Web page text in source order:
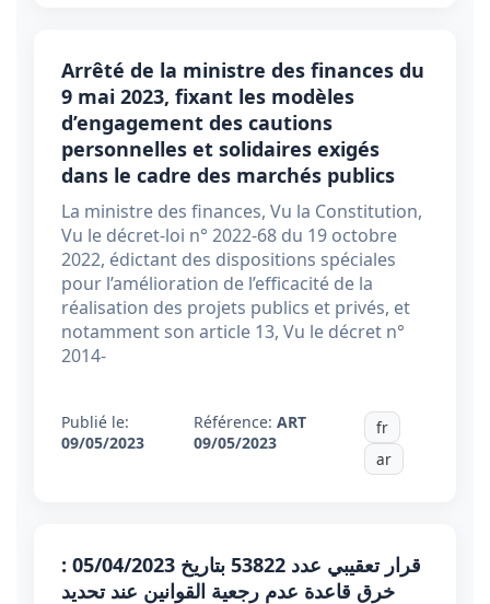
Arrêté de la ministre des finances du
9 mai 2023, fixant les modèles
d’engagement des cautions
personnelles et solidaires exigés
dans le cadre des marchés publics
La ministre des finances, Vu la Constitution,
Vu le décret-loi n° 2022-68 du 19 octobre
2022, édictant des dispositions spéciales
pour l’amélioration de l’efficacité de la
réalisation des projets publics et privés, et
notamment son article 13, Vu le décret n°
2014-
Publié le:
09/05/2023
Référence:ART
09/05/2023
fr
ar
قرار تعقيبي عدد 53822 بتاريخ 05/04/2023 :
خرق قاعدة عدم رجعية القوانين عند تحديد